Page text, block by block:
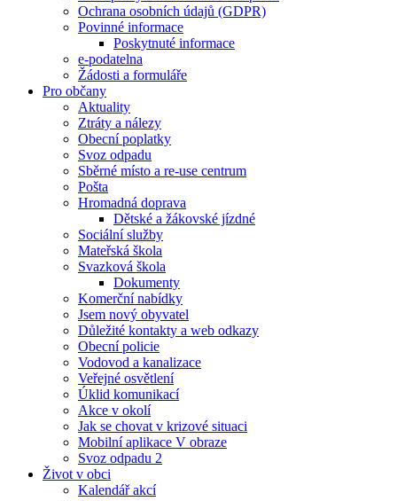
Ochrana osobních údajů (GDPR)
Povinné informace
Poskytnuté informace
e-podatelna
Žádosti a formuláře
Pro občany
Aktuality
Ztráty a nálezy
Obecní poplatky
Svoz odpadu
Sběrné místo a re-use centrum
Pošta
Hromadná doprava
Dětské a žákovské jízdné
Sociální služby
Mateřská škola
Svazková škola
Dokumenty
Komerční nabídky
Jsem nový obyvatel
Důležité kontakty a web odkazy
Obecní policie
Vodovod a kanalizace
Veřejné osvětlení
Úklid komunikací
Akce v okolí
Jak se chovat v krizové situaci
Mobilní aplikace V obraze
Svoz odpadu 2
Život v obci
Kalendář akcí